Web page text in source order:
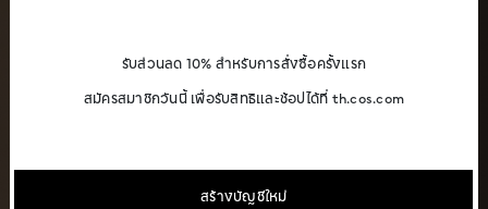
รับส่วนลด 10% สำหรับการสั่งซื้อครั้งแรก
สมัครสมาชิกวันนี้ เพื่อรับสิทธิและช้อปได้ที่ th.cos.com
สร้างบัญชีใหม่